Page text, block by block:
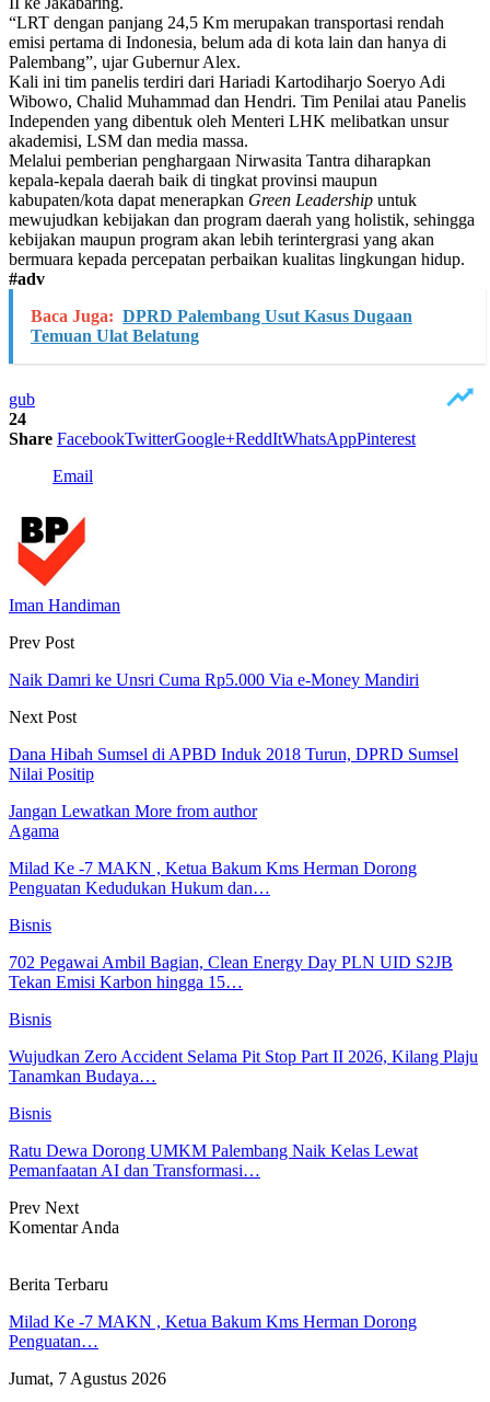
“LRT dengan panjang 24,5 Km merupakan transportasi rendah
emisi pertama di Indonesia, belum ada di kota lain dan hanya di
Palembang”, ujar Gubernur Alex.
Kali ini tim panelis terdiri dari Hariadi Kartodiharjo Soeryo Adi
Wibowo, Chalid Muhammad dan Hendri. Tim Penilai atau Panelis
Independen yang dibentuk oleh Menteri LHK melibatkan unsur
akademisi, LSM dan media massa.
Melalui pemberian penghargaan Nirwasita Tantra diharapkan
kepala-kepala daerah baik di tingkat provinsi maupun
kabupaten/kota dapat menerapkan Green Leadership untuk
mewujudkan kebijakan dan program daerah yang holistik, sehingga
kebijakan maupun program akan lebih terintergrasi yang akan
bermuara kepada percepatan perbaikan kualitas lingkungan hidup.
#adv
Baca Juga: DPRD Palembang Usut Kasus Dugaan
Temuan Ulat Belatung
gub
24
Share FacebookTwitterGoogle+ReddItWhatsAppPinterest
Email
Iman Handiman
Prev Post
Naik Damri ke Unsri Cuma Rp5.000 Via e-Money Mandiri
Next Post
Dana Hibah Sumsel di APBD Induk 2018 Turun, DPRD Sumsel
Nilai Positip
Jangan Lewatkan More from author
Agama
Milad Ke -7 MAKN , Ketua Bakum Kms Herman Dorong
Penguatan Kedudukan Hukum dan…
Bisnis
702 Pegawai Ambil Bagian, Clean Energy Day PLN UID S2JB
Tekan Emisi Karbon hingga 15…
Bisnis
Wujudkan Zero Accident Selama Pit Stop Part II 2026, Kilang Plaju
Tanamkan Budaya…
Bisnis
Ratu Dewa Dorong UMKM Palembang Naik Kelas Lewat
Pemanfaatan AI dan Transformasi…
Prev Next
Komentar Anda
Berita Terbaru
Milad Ke -7 MAKN , Ketua Bakum Kms Herman Dorong
Penguatan…
Jumat, 7 Agustus 2026